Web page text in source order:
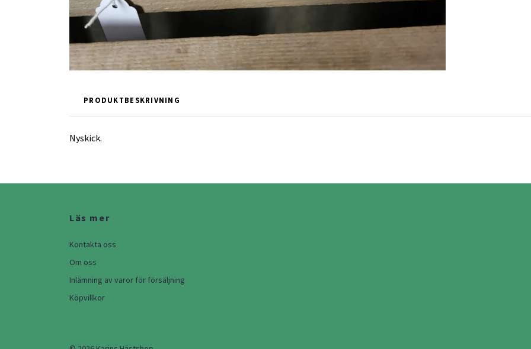
PRODUKTBESKRIVNING
Nyskick.
Läs mer
Kontakta oss
Om oss
Inlämning av varor för försäljning
Köpvillkor